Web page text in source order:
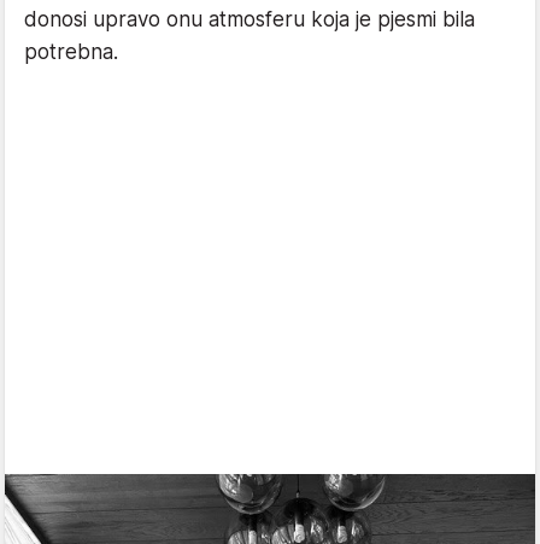
donosi upravo onu atmosferu koja je pjesmi bila
potrebna.